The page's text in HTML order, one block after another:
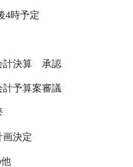
4時予定
計決算 承認
計予算案審議
画決定